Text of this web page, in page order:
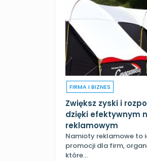
FIRMA I BIZNES
Zwiększ zyski i
dzięki efektywnym
reklamowym
Namioty reklamowe to
promocji dla firm,
które…